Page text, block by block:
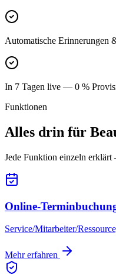
Automatische Erinnerungen
In 7 Tagen live — 0 %
Funktionen
Alles drin für
Jede Funktion einzeln
Online-
Service/Mitarbeiter/
Mehr erfahren